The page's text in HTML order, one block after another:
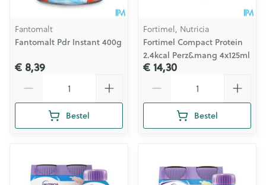
Fantomalt
Fantomalt Pdr Instant 400g
€ 8,39
Bestel
Fortimel, Nutricia
Fortimel Compact Protein
2.4kcal Perz&mang 4x125ml
€ 14,30
Bestel